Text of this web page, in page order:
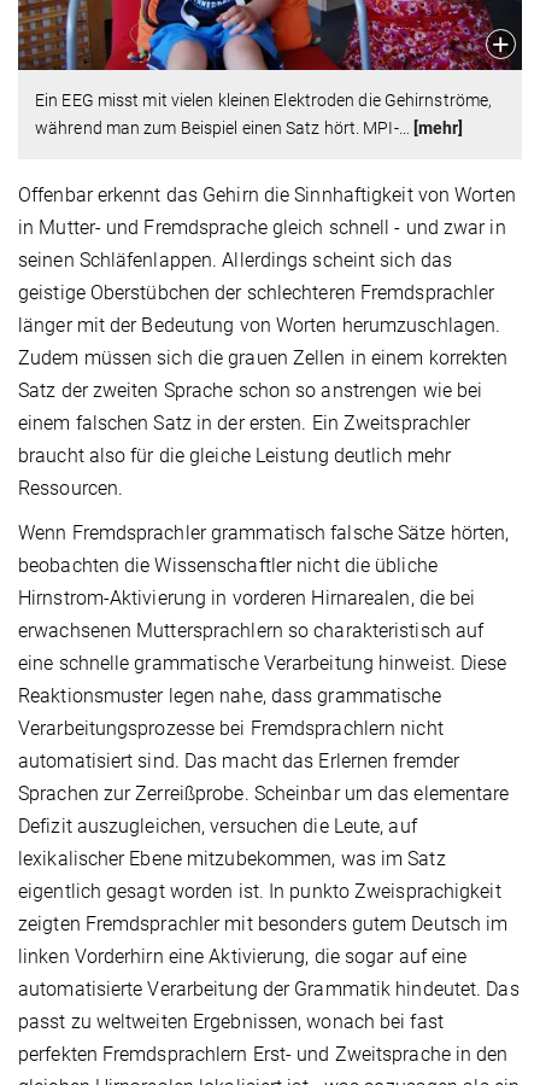
Ein EEG misst mit vielen kleinen Elektroden die Gehirnströme,
während man zum Beispiel einen Satz hört. MPI-… [mehr]
Offenbar erkennt das Gehirn die Sinnhaftigkeit von Worten
in Mutter- und Fremdsprache gleich schnell - und zwar in
seinen Schläfenlappen. Allerdings scheint sich das
geistige Oberstübchen der schlechteren Fremdsprachler
länger mit der Bedeutung von Worten herumzuschlagen.
Zudem müssen sich die grauen Zellen in einem korrekten
Satz der zweiten Sprache schon so anstrengen wie bei
einem falschen Satz in der ersten. Ein Zweitsprachler
braucht also für die gleiche Leistung deutlich mehr
Ressourcen.
Wenn Fremdsprachler grammatisch falsche Sätze hörten,
beobachten die Wissenschaftler nicht die übliche
Hirnstrom-Aktivierung in vorderen Hirnarealen, die bei
erwachsenen Muttersprachlern so charakteristisch auf
eine schnelle grammatische Verarbeitung hinweist. Diese
Reaktionsmuster legen nahe, dass grammatische
Verarbeitungsprozesse bei Fremdsprachlern nicht
automatisiert sind. Das macht das Erlernen fremder
Sprachen zur Zerreißprobe. Scheinbar um das elementare
Defizit auszugleichen, versuchen die Leute, auf
lexikalischer Ebene mitzubekommen, was im Satz
eigentlich gesagt worden ist. In punkto Zweisprachigkeit
zeigten Fremdsprachler mit besonders gutem Deutsch im
linken Vorderhirn eine Aktivierung, die sogar auf eine
automatisierte Verarbeitung der Grammatik hindeutet. Das
passt zu weltweiten Ergebnissen, wonach bei fast
perfekten Fremdsprachlern Erst- und Zweitsprache in den